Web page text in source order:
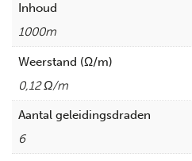
Inhoud
1000m
Weerstand (Ω/m)
0,12 Ω/m
Aantal geleidingsdraden
6